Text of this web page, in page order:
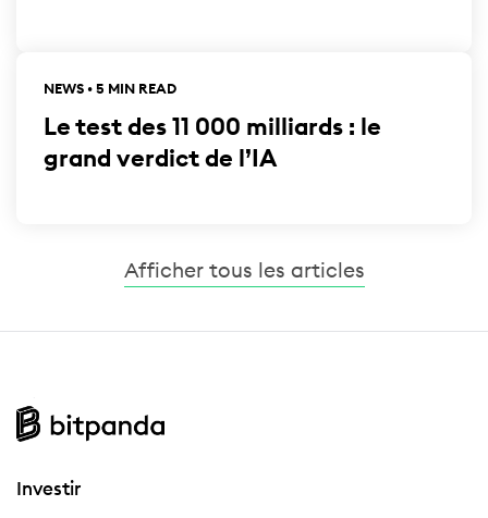
NEWS • 5 MIN READ
Le test des 11 000 milliards : le
grand verdict de l’IA
Afficher tous les articles
Investir